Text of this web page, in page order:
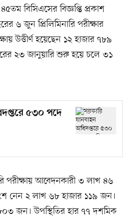
বিসিএসের বিজ্ঞপ্তি প্রকাশ
৬ জুন প্রিলিমিনারি পরীক্ষার
উত্তীর্ণ হয়েছেন ১২ হাজার ৭৮৯
২৩ জানুয়ারি শুরু হয়ে চলে ৩১
৫৩০ পদে
পরীক্ষায় আবেদনকারী ৩ লাখ ৪৬
নেন ২ লাখ ৬৮ হাজার ১১৯ জন।
জন। উপস্থিতির হার ৭৭ দশমিক